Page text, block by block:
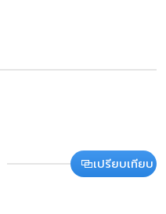
เปรียบเทียบ